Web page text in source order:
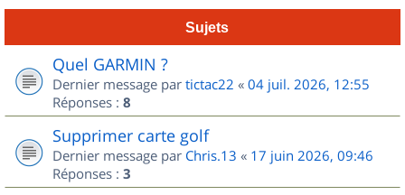
Sujets
Quel GARMIN ?
Dernier message par tictac22 « 04 juil. 2026, 12:55
Réponses : 8
Supprimer carte golf
Dernier message par Chris.13 « 17 juin 2026, 09:46
Réponses : 3